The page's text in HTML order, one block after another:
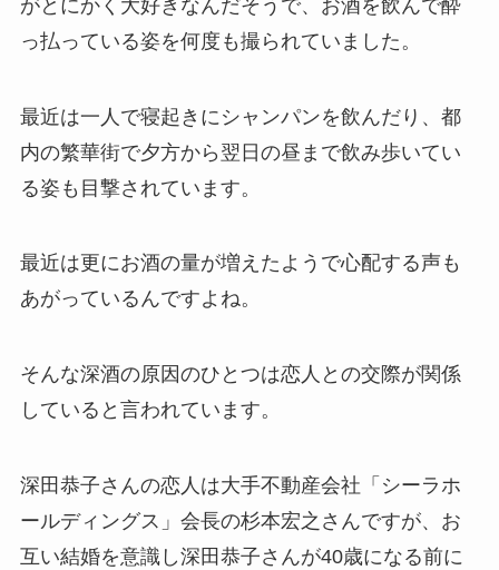
がとにかく大好きなんだそうで、お酒を飲んで酔
っ払っている姿を何度も撮られていました。
最近は一人で寝起きにシャンパンを飲んだり、都
内の繁華街で夕方から翌日の昼まで飲み歩いてい
る姿も目撃されています。
最近は更にお酒の量が増えたようで心配する声も
あがっているんですよね。
そんな深酒の原因のひとつは恋人との交際が関係
していると言われています。
深田恭子さんの恋人は大手不動産会社「シーラホ
ールディングス」会長の杉本宏之さんですが、お
互い結婚を意識し深田恭子さんが40歳になる前に